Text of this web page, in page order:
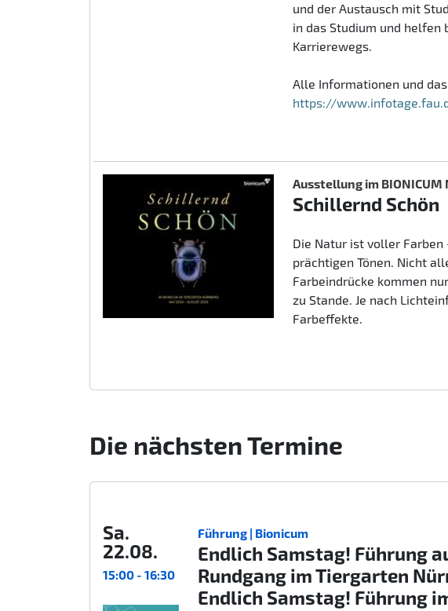
und der Austausch mit
in das Studium und helfen
Karrierewegs.
Alle Informationen und
https://
Ausstellung im BIONICUM
Schillernd Schön
Die Natur ist voller Farben
prächtigen Tönen. Nicht
Farbeindrücke kommen
zu Stande. Je nach
Farbeffekte.
Die nächsten Termine
Sa.
22.08.
15:00 - 16:30
Führung | Bionicum
Endlich Samstag! Führung
Rundgang im Tiergarten
Endlich Samstag! Führung